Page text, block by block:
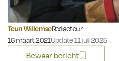
Teun WillemseRedacteur
Gepubliceerd op:
16 maart 2021Update 11 juli 2025
Bewaar bericht